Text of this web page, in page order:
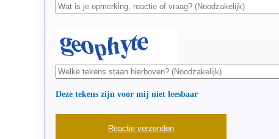
Deze tekens zijn voor mij niet leesbaar